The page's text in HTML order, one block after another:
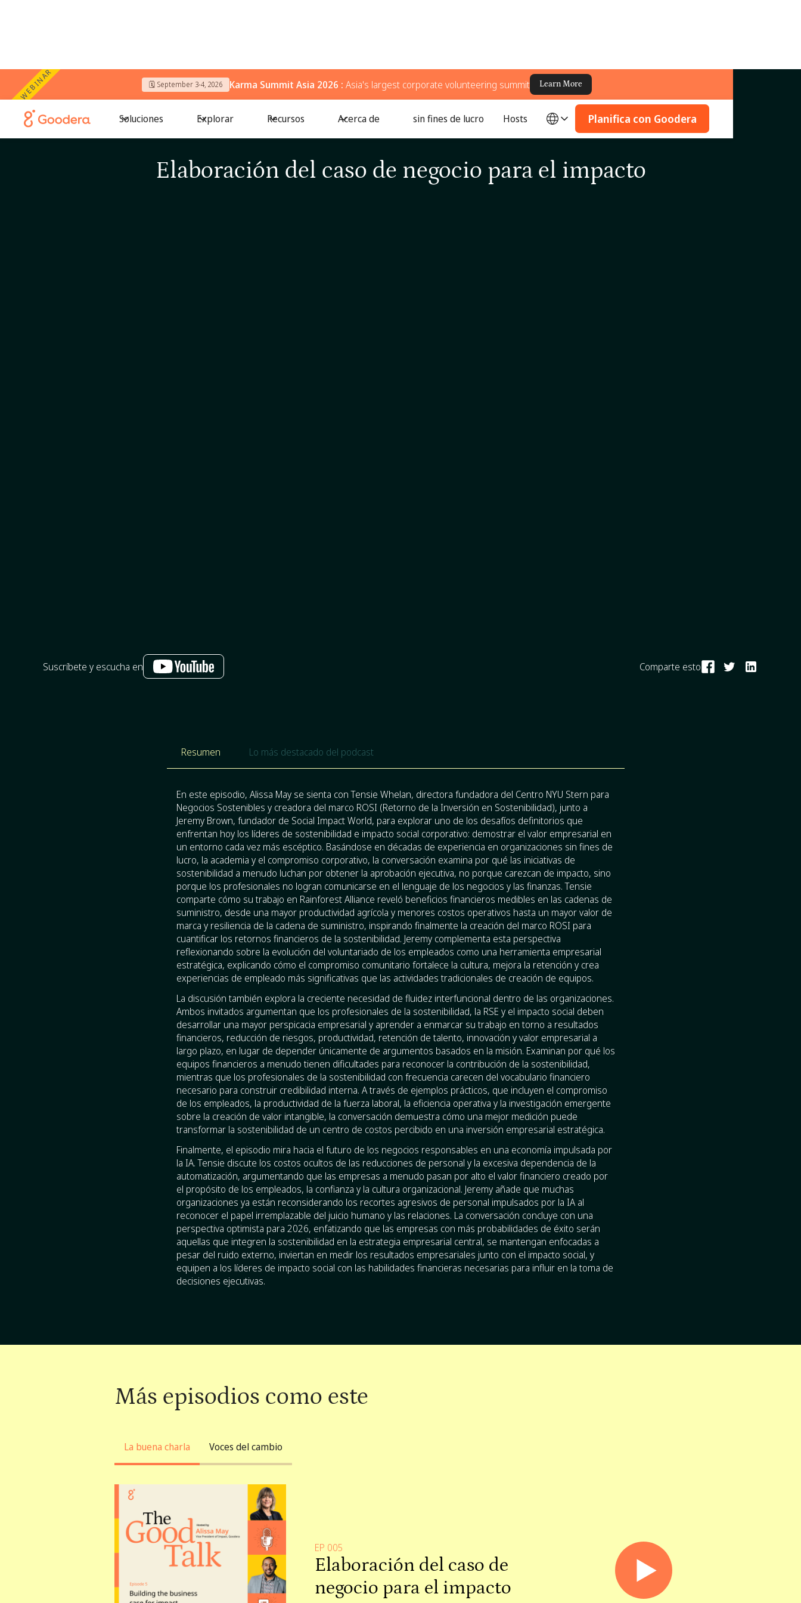
WEBINAR 🗓️ September 3-4, 2026 Karma Summit Asia 2026 : Asia's largest corporate volunteering summit Learn More
Soluciones Explorar Recursos Acerca de sin fines de lucro Hosts Planifica con Goodera
Elaboración del caso de negocio para el impacto
Suscríbete y escucha en Comparte esto
Resumen Lo más destacado del podcast
En este episodio, Alissa May se sienta con Tensie Whelan, directora fundadora del Centro NYU Stern para
Negocios Sostenibles y creadora del marco ROSI (Retorno de la Inversión en Sostenibilidad), junto a
Jeremy Brown, fundador de Social Impact World, para explorar uno de los desafíos definitorios que
enfrentan hoy los líderes de sostenibilidad e impacto social corporativo: demostrar el valor empresarial en
un entorno cada vez más escéptico. Basándose en décadas de experiencia en organizaciones sin fines de
lucro, la academia y el compromiso corporativo, la conversación examina por qué las iniciativas de
sostenibilidad a menudo luchan por obtener la aprobación ejecutiva, no porque carezcan de impacto, sino
porque los profesionales no logran comunicarse en el lenguaje de los negocios y las finanzas. Tensie
comparte cómo su trabajo en Rainforest Alliance reveló beneficios financieros medibles en las cadenas de
suministro, desde una mayor productividad agrícola y menores costos operativos hasta un mayor valor de
marca y resiliencia de la cadena de suministro, inspirando finalmente la creación del marco ROSI para
cuantificar los retornos financieros de la sostenibilidad. Jeremy complementa esta perspectiva
reflexionando sobre la evolución del voluntariado de los empleados como una herramienta empresarial
estratégica, explicando cómo el compromiso comunitario fortalece la cultura, mejora la retención y crea
experiencias de empleado más significativas que las actividades tradicionales de creación de equipos.
La discusión también explora la creciente necesidad de fluidez interfuncional dentro de las organizaciones.
Ambos invitados argumentan que los profesionales de la sostenibilidad, la RSE y el impacto social deben
desarrollar una mayor perspicacia empresarial y aprender a enmarcar su trabajo en torno a resultados
financieros, reducción de riesgos, productividad, retención de talento, innovación y valor empresarial a
largo plazo, en lugar de depender únicamente de argumentos basados en la misión. Examinan por qué los
equipos financieros a menudo tienen dificultades para reconocer la contribución de la sostenibilidad,
mientras que los profesionales de la sostenibilidad con frecuencia carecen del vocabulario financiero
necesario para construir credibilidad interna. A través de ejemplos prácticos, que incluyen el compromiso
de los empleados, la productividad de la fuerza laboral, la eficiencia operativa y la investigación emergente
sobre la creación de valor intangible, la conversación demuestra cómo una mejor medición puede
transformar la sostenibilidad de un centro de costos percibido en una inversión empresarial estratégica.
Finalmente, el episodio mira hacia el futuro de los negocios responsables en una economía impulsada por
la IA. Tensie discute los costos ocultos de las reducciones de personal y la excesiva dependencia de la
automatización, argumentando que las empresas a menudo pasan por alto el valor financiero creado por
el propósito de los empleados, la confianza y la cultura organizacional. Jeremy añade que muchas
organizaciones ya están reconsiderando los recortes agresivos de personal impulsados por la IA al
reconocer el papel irremplazable del juicio humano y las relaciones. La conversación concluye con una
perspectiva optimista para 2026, enfatizando que las empresas con más probabilidades de éxito serán
aquellas que integren la sostenibilidad en la estrategia empresarial central, se mantengan enfocadas a
pesar del ruido externo, inviertan en medir los resultados empresariales junto con el impacto social, y
equipen a los líderes de impacto social con las habilidades financieras necesarias para influir en la toma de
decisiones ejecutivas.
Más episodios como este
La buena charla Voces del cambio
EP 005
Elaboración del caso de
negocio para el impacto